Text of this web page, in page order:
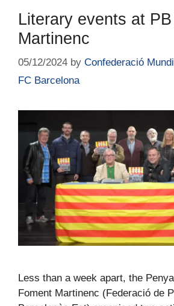
Literary events at
Martinenc
05/12/2024 by Confederació
FC Barcelona
Less than a week apart, the
Foment Martinenc (Federació de